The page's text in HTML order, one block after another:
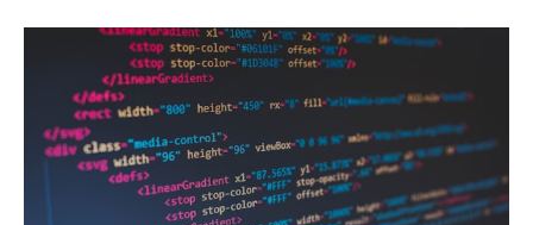
なサンプルです。 従業員、部署、部署所属履歴などを含
み、実際の業務構造に近いデータを使って、大規模デー
タの扱いや複雑なJOINの学習も行うことが可能です。
テーブル構造については、下記のサイトを参照してくだ
さい。
https://www3.ntu.edu.sg/home/ehchua/programming/
sql/SampleDatabases.html 導入手順 1. MariaDBの準備